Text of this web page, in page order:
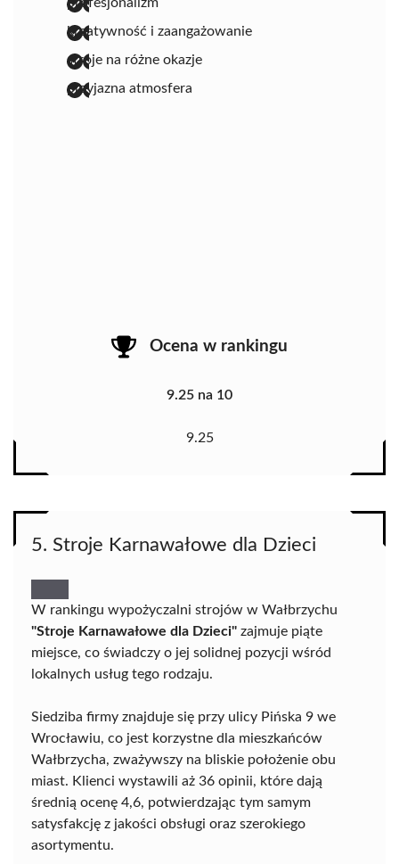
kreatywność i zaangażowanie
stroje na różne okazje
przyjazna atmosfera
Ocena w rankingu
9.25 na 10
9.25
5. Stroje Karnawałowe dla Dzieci
W rankingu wypożyczalni strojów w Wałbrzychu
"Stroje Karnawałowe dla Dzieci" zajmuje piąte
miejsce, co świadczy o jej solidnej pozycji wśród
lokalnych usług tego rodzaju.
Siedziba firmy znajduje się przy ulicy Pińska 9 we
Wrocławiu, co jest korzystne dla mieszkańców
Wałbrzycha, zważywszy na bliskie położenie obu
miast. Klienci wystawili aż 36 opinii, które dają
średnią ocenę 4,6, potwierdzając tym samym
satysfakcję z jakości obsługi oraz szerokiego
asortymentu.